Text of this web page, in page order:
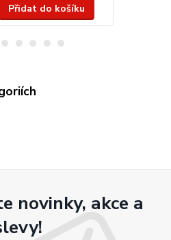
Přidat do košíku
novinky, akce a